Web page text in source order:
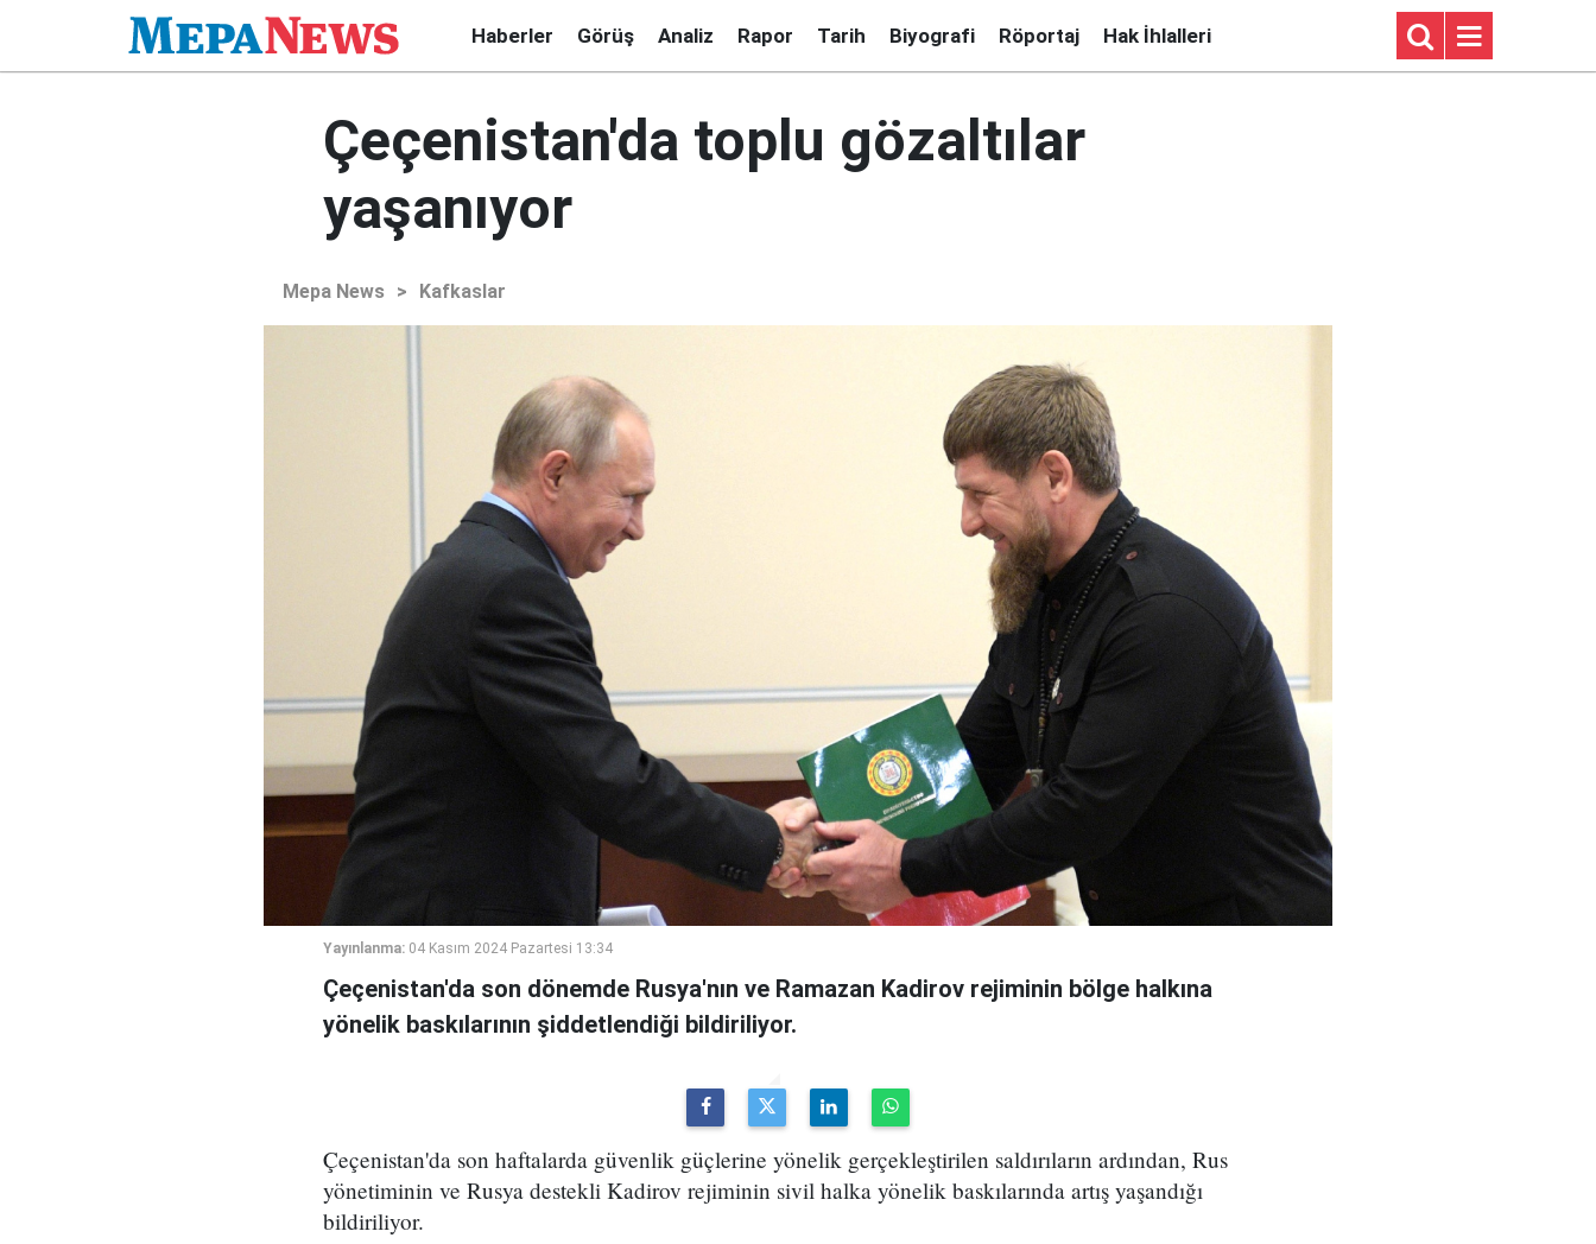
Haberler Görüş Analiz Rapor Tarih Biyografi Röportaj Hak İhlalleri
Çeçenistan'da toplu gözaltılar
yaşanıyor
Mepa News > Kafkaslar
Yayınlanma: 04 Kasım 2024 Pazartesi 13:34
Çeçenistan'da son dönemde Rusya'nın ve Ramazan Kadirov rejiminin bölge halkına
yönelik baskılarının şiddetlendiği bildiriliyor.
Çeçenistan'da son haftalarda güvenlik güçlerine yönelik gerçekleştirilen saldırıların ardından, Rus
yönetiminin ve Rusya destekli Kadirov rejiminin sivil halka yönelik baskılarında artış yaşandığı
bildiriliyor.